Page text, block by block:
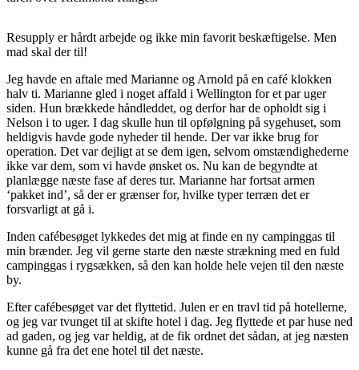
Resupply er hårdt arbejde og ikke min favorit beskæftigelse. Men
mad skal der til!
Jeg havde en aftale med Marianne og Arnold på en café klokken
halv ti. Marianne gled i noget affald i Wellington for et par uger
siden. Hun brækkede håndleddet, og derfor har de opholdt sig i
Nelson i to uger. I dag skulle hun til opfølgning på sygehuset, som
heldigvis havde gode nyheder til hende. Der var ikke brug for
operation. Det var dejligt at se dem igen, selvom omstændighederne
ikke var dem, som vi havde ønsket os. Nu kan de begyndte at
planlægge næste fase af deres tur. Marianne har fortsat armen
‘pakket ind’, så der er grænser for, hvilke typer terræn det er
forsvarligt at gå i.
Inden cafébesøget lykkedes det mig at finde en ny campinggas til
min brænder. Jeg vil gerne starte den næste strækning med en fuld
campinggas i rygsækken, så den kan holde hele vejen til den næste
by.
Efter cafébesøget var det flyttetid. Julen er en travl tid på hotellerne,
og jeg var tvunget til at skifte hotel i dag. Jeg flyttede et par huse ned
ad gaden, og jeg var heldig, at de fik ordnet det sådan, at jeg næsten
kunne gå fra det ene hotel til det næste.